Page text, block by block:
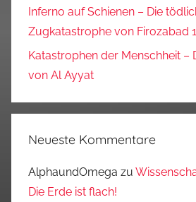
Inferno auf Schienen – Die
Zugkatastrophe von Firozabad
Katastrophen der Menschheit –
von Al Ayyat
Neueste Kommentare
AlphaundOmega zu
Die Erde ist flach!